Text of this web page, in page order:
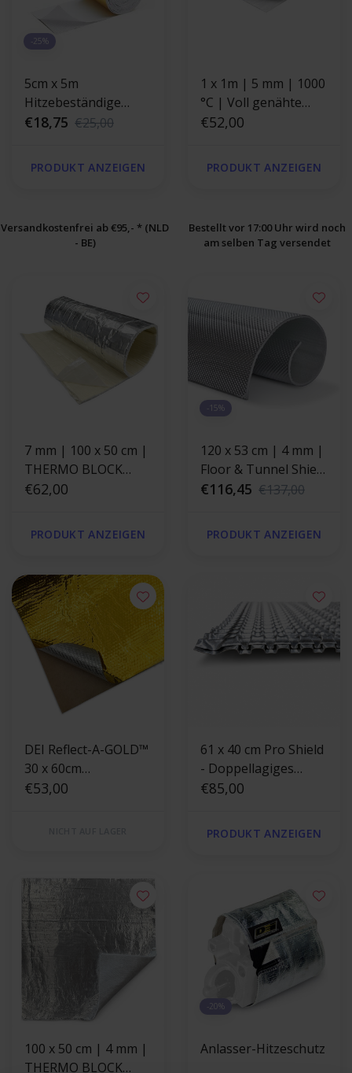
-25%
5cm x 5m
Hitzebeständige
Band Gold 400 °C
€18,75 €25,00
PRODUKT ANZEIGEN
1 x 1m | 5 mm | 1000
°C | Voll genähte
Silikat-Isolierdecke
€52,00
PRODUKT ANZEIGEN
Versandkostenfrei ab €95,- * (NLD
- BE)
Bestellt vor 17:00 Uhr wird noch
am selben Tag versendet
7 mm | 100 x 50 cm |
THERMO BLOCK
selbstklebend
€62,00
PRODUKT ANZEIGEN
-15%
120 x 53 cm | 4 mm |
Floor & Tunnel Shield
II™ selbstklebend |
€116,45 €137,00
PRODUKT ANZEIGEN
DEI Reflect-A-GOLD™
30 x 60cm
Hitzereflektierende
€53,00
61 x 40 cm Pro Shield
- Doppellagiges
Aluminium
€85,00
PRODUKT ANZEIGEN
100 x 50 cm | 4 mm |
THERMO BLOCK
-20%
Anlasser-Hitzeschutz